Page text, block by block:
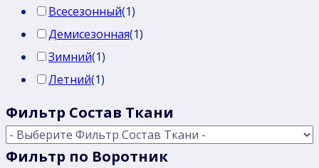
Всесезонный(1)
Демисезонная(1)
Зимний(1)
Летний(1)
Фильтр Состав Ткани
Фильтр по Воротник